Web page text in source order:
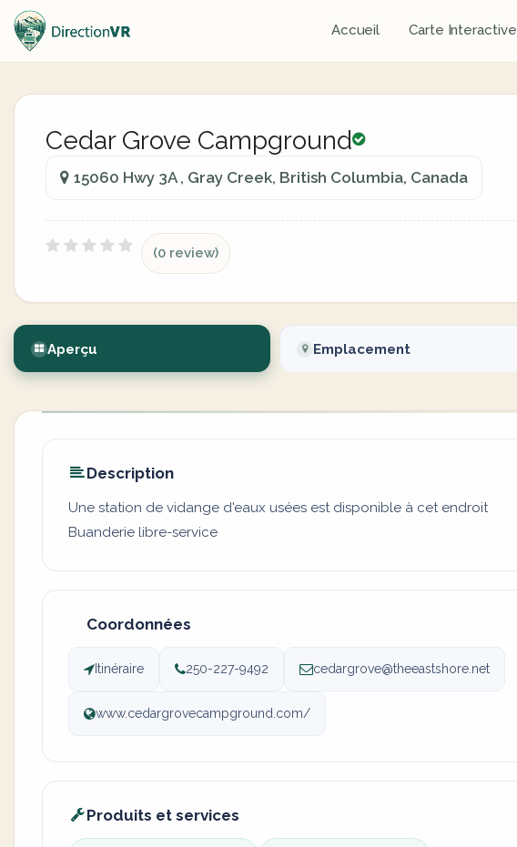
Accueil Carte Interactive
Cedar Grove Campground
15060 Hwy 3A , Gray Creek, British Columbia, Canada
(0 review)
Aperçu Emplacement
Description
Une station de vidange d'eaux usées est disponible à cet endroit
Buanderie libre-service
Coordonnées
Itinéraire 250-227-9492 cedargrove@theeastshore.net
www.cedargrovecampground.com/
Produits et services